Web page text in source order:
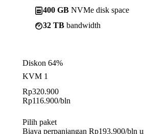
400 GB NVMe disk space
32 TB bandwidth
Diskon 64%
KVM 1
Rp320.900
Rp116.900/bln
Pilih paket
Biaya perpanjangan Rp193.900/bln